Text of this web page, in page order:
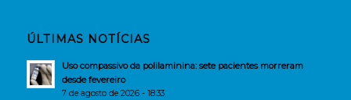
ÚLTIMAS NOTÍCIAS
Uso compassivo da polilaminina: sete pacientes morreram
desde fevereiro
7 de agosto de 2026 - 18:33